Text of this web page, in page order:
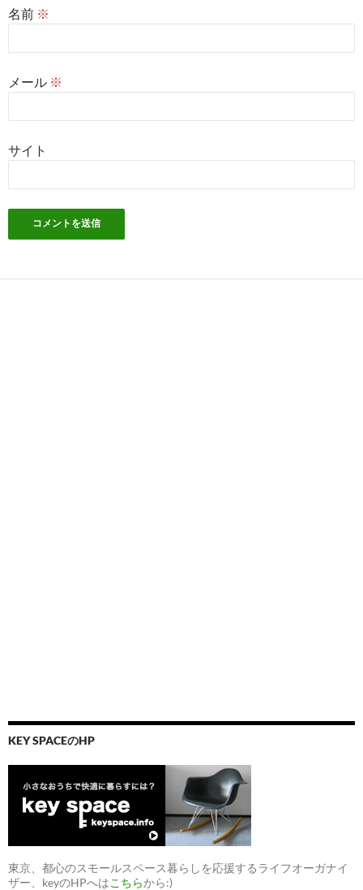
名前 ※
メール ※
サイト
KEY SPACEのHP
東京、都心のスモールスペース暮らしを応援するライフオーガナイ
ザー、keyのHPへはこちらから:)